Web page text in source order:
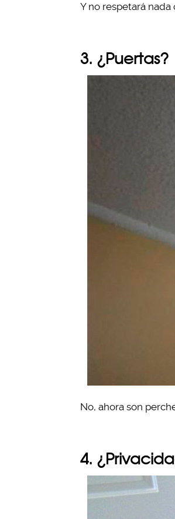
Y no respetará
3. ¿Puertas?
No, ahora son
4.